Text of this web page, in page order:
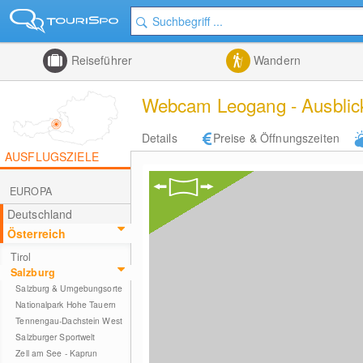
Reiseführer Wandern
Webcam Leogang -
Details Preise & Öffnungszeiten
AUSFLUGSZIELE
EUROPA
Deutschland
Österreich
Tirol
Salzburg
Salzburg & Umgebungsorte
Nationalpark Hohe Tauern
Tennengau-Dachstein West
Salzburger Sportwelt
Zell am See - Kaprun